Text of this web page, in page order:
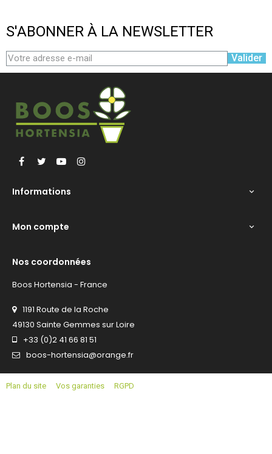
S'ABONNER À LA NEWSLETTER
Valider
Facebook
Twitter YouTube
Informations 
Mon compte 
Nos coordonnées
Boos Hortensia - France
1191 Route de la Roche
49130 Sainte Gemmes sur Loire
+33 (0)2 41 66 81 51
boos-hortensia@orange.fr
Plan du site Vos garanties RGPD